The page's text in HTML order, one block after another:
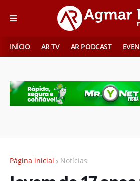
INÍCIO AR TV AR PODCAST
Página inicial Notícias